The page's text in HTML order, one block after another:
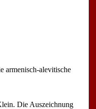
armenisch-alevitische
Die Auszeichnung